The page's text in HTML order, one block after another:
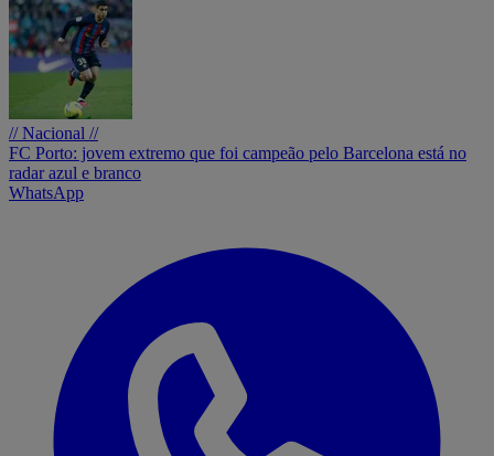
// Nacional //
FC Porto: jovem extremo que foi campeão pelo Barcelona está no
radar azul e branco
WhatsApp